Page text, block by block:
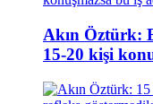
Akın Öztürk:
15-20 kişi